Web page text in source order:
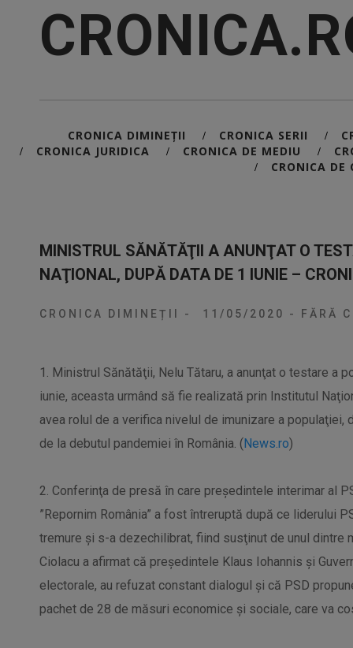
CRONICA DIMINEȚII / CRONICA SERII /
/ CRONICA JURIDICA / CRONICA DE MEDIU /
/ CRONICA DE
MINISTRUL SĂNĂTĂŢII A ANUNŢAT O
NAŢIONAL, DUPĂ DATA DE 1 IUNIE –
CRONICA DIMINEȚII - 11/05/2020 - FĂRĂ
1. Ministrul Sănătăţii, Nelu Tătaru, a anunţat o testare a
iunie, aceasta urmând să fie realizată prin Institutul
avea rolul de a verifica nivelul de imunizare a populaţiei,
de la debutul pandemiei în România. (News.ro)
2. Conferinţa de presă în care preşedintele interimar al
”Repornim România” a fost întreruptă după ce liderului
tremure şi s-a dezechilibrat, fiind susţinut de unul dintre
Ciolacu a afirmat că preşedintele Klaus Iohannis şi
electorale, au refuzat constant dialogul şi că PSD
pachet de 28 de măsuri economice şi sociale, care va